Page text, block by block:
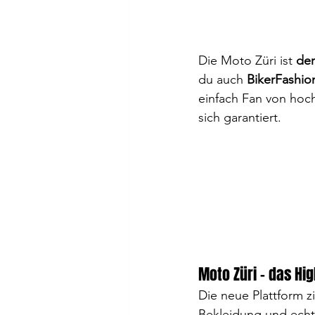
Die Moto Züri ist
du auch
einfach Fan von
sich garantiert.
Moto Züri – das
Die neue Plattform